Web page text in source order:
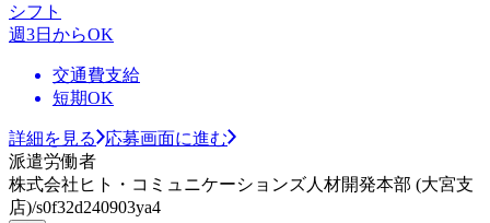
シフト
週3日からOK
交通費支給
短期OK
詳細を見る
応募画面に進む
派遣労働者
株式会社ヒト・コミュニケーションズ人材開発本部 (大宮支
店)/s0f32d240903ya4